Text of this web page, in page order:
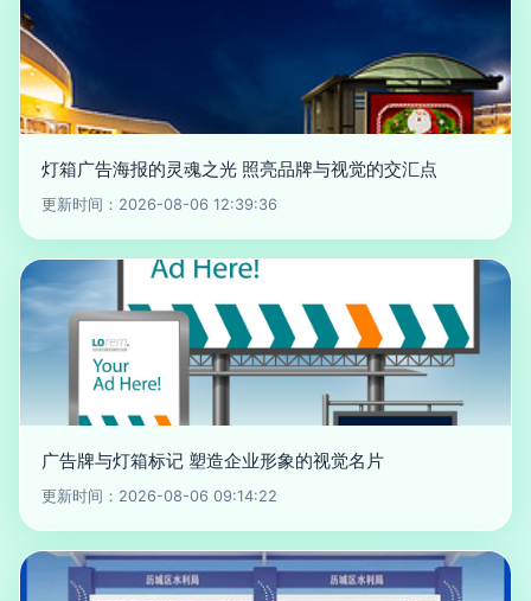
灯箱广告海报的灵魂之光 照亮品牌与视觉的交汇点
更新时间：2026-08-06 12:39:36
广告牌与灯箱标记 塑造企业形象的视觉名片
更新时间：2026-08-06 09:14:22